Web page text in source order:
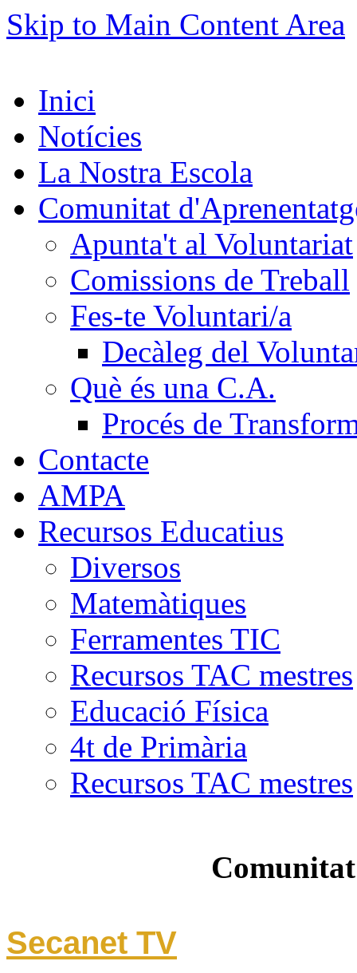
Skip to Main Content Area
Inici
Notícies
La Nostra Escola
Comunitat
Apunta't al Voluntariat
Comissions de Treball
Fes-te Voluntari/a
Decàleg del
Què és una C.A.
Procés de
Contacte
AMPA
Recursos Educatius
Diversos
Matemàtiques
Ferramentes TIC
Recursos TAC mestres
Educació Física
4t de Primària
Recursos TAC mestres
Secanet TV